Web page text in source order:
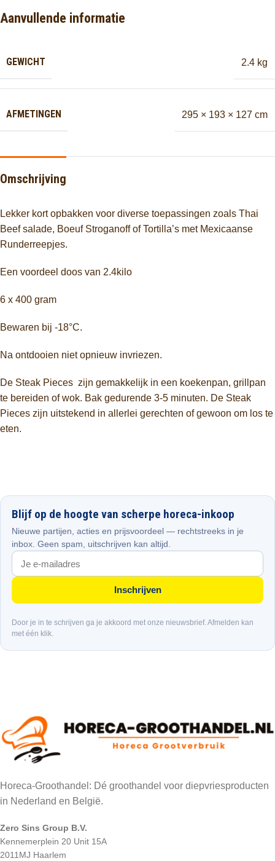
Aanvullende informatie
GEWICHT 2.4 kg
AFMETINGEN 295 × 193 × 127 cm
Omschrijving
Lekker kort opbakken voor diverse toepassingen zoals Thai
Beef salade, Boeuf Stroganoff of Tortilla’s met Mexicaanse
Runderreepjes.
Een voordeel doos van 2.4kilo
6 x 400 gram
Bewaren bij -18°C.
Na ontdooien niet opnieuw invriezen.
De Steak Pieces zijn gemakkelijk in een koekenpan, grillpan
te bereiden of wok. Bak gedurende 3-5 minuten. De Steak
Pieces zijn uitstekend in allerlei gerechten of gewoon om los te
eten.
Blijf op de hoogte van scherpe horeca-inkoop
Nieuwe partijen, acties en prijsvoordeel — rechtstreeks in je
inbox. Geen spam, uitschrijven kan altijd.
Inschrijven
Door je in te schrijven ga je akkoord met onze nieuwsbrief. Afmelden kan
met één klik.
Horeca-Groothandel: Dé groothandel voor diepvriesproducten
in Nederland en België.
Zero Sins Group B.V.
Kennemerplein 20 Unit 15A
2011MJ Haarlem